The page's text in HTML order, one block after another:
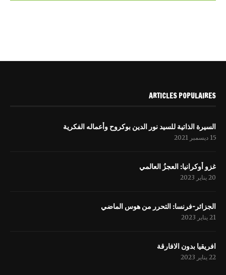
ARTICLES POPULAIRES
السيرة الذاتية للسيد نور الدين بوكروح وأعماله الفكرية
15 ديسمبر 2021
غزو أوكرانيا: العجزُ العالمي
20 يناير 2023
الجزائر-فرنسا: التحرر من هوس الماضي
21 يناير 2023
افریقيا بدون الافارقة
22 يناير 2023